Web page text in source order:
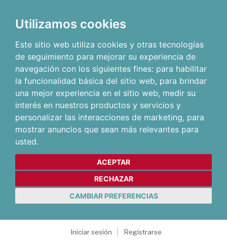
Utilizamos cookies
Este sitio web utiliza cookies y otras tecnologías
de seguimiento para mejorar su experiencia de
navegación con los siguientes fines: para habilitar
la funcionalidad básica del sitio web, para brindar
una mejor experiencia en el sitio web, medir su
interés en nuestros productos y servicios y
personalizar las interacciones de marketing, para
mostrar anuncios que sean más relevantes para
usted.
ACEPTAR
RECHAZAR
CAMBIAR PREFERENCIAS
Iniciar sesión
Registrarse